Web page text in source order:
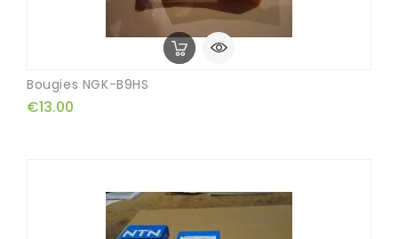
Bougies NGK-B9HS
€13.00